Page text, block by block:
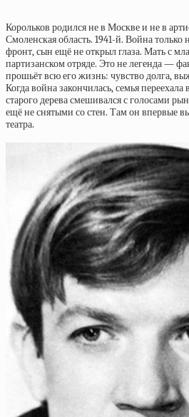
Корольков родился не в Москве и не в
Смоленская область. 1941-й. Война только
фронт, сын ещё не открыл глаза. Мать с
партизанском отряде. Это не легенда —
прошьёт всю его жизнь: чувство долга,
Когда война закончилась, семья
старого дерева смешивался с голосами
ещё не снятыми со стен. Там он впервые
театра.